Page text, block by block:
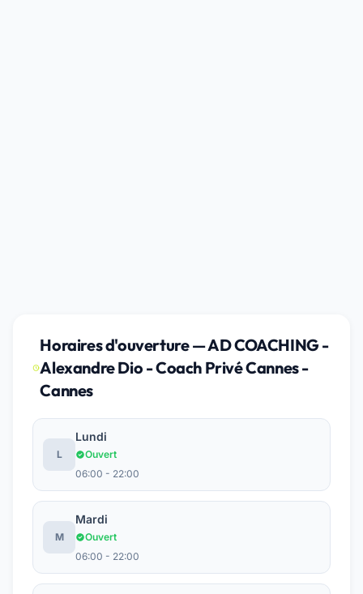
Horaires d'ouverture — AD COACHING -
Alexandre Dio - Coach Privé Cannes -
Cannes
L
Lundi
Ouvert
06:00 - 22:00
M
Mardi
Ouvert
06:00 - 22:00